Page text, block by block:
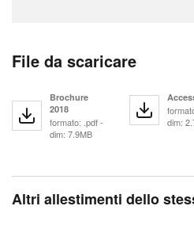
File da scaricare
Brochure
2018
formato: .pdf -
dim: 7.9MB
dim:
Altri allestimenti dello